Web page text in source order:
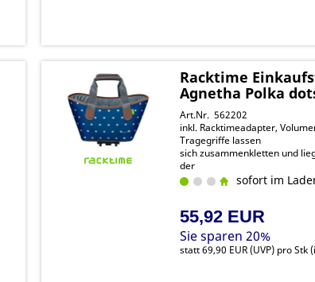
Racktime
Agnetha Polka
Art.Nr. 562202
inkl. Racktimeadapter,
Tragegriffe lassen
sich zusammenkletten und
der
Hand, dank des integrieten
sofort im
55,92 EUR
Sie sparen 20%
statt69,90 EUR(UVP) pro Stk